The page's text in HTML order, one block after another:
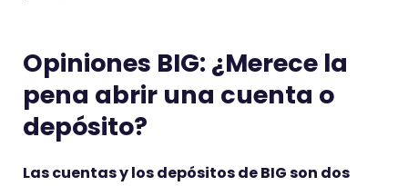
Opiniones BIG: ¿Merece la
pena abrir una cuenta o
depósito?
Las cuentas y los depósitos de BIG son dos